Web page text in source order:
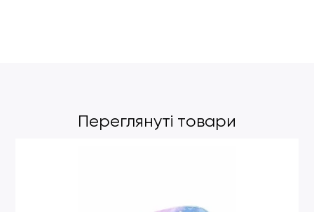
Переглянуті товари